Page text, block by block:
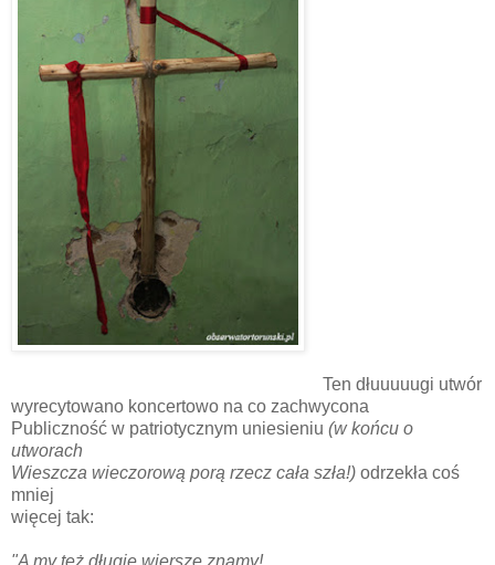
Ten dłuuuuugi utwór
wyrecytowano koncertowo na co zachwycona
Publiczność w patriotycznym uniesieniu (w końcu o
utworach
Wieszcza wieczorową porą rzecz cała szła!) odrzekła coś
mniej
więcej tak: